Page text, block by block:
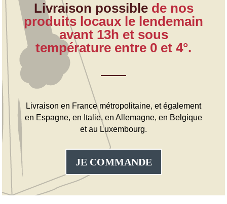
Livraison possible de nos
produits locaux le lendemain
avant 13h et sous
température entre 0 et 4°.
Livraison en France métropolitaine, et également
en Espagne, en Italie, en Allemagne, en Belgique
et au Luxembourg.
JE COMMANDE